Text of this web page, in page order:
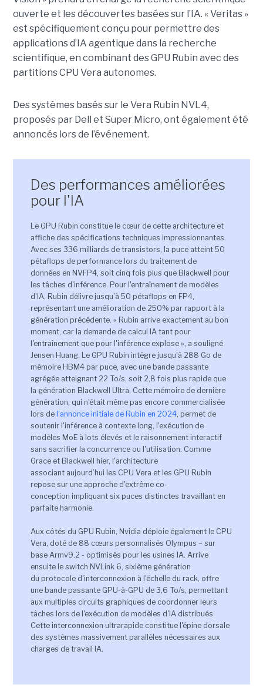
ouverte et les découvertes basées sur l’IA. « Veritas »
est spécifiquement conçu pour permettre des
applications d’IA agentique dans la recherche
scientifique, en combinant des GPU Rubin avec des
partitions CPU Vera autonomes.
Des systèmes basés sur le Vera Rubin NVL4,
proposés par Dell et Super Micro, ont également été
annoncés lors de l’événement.
Des performances améliorées
pour l'IA
Le GPU Rubin constitue le cœur de cette architecture et
affiche des spécifications techniques impressionnantes.
Avec ses 336 milliards de transistors, la puce atteint 50
pétaflops de performance lors du traitement de
données en NVFP4, soit cinq fois plus que Blackwell pour
les tâches d'inférence. Pour l'entraînement de modèles
d'IA, Rubin délivre jusqu’à 50 pétaflops en FP4,
représentant une amélioration de 250% par rapport à la
génération précédente. « Rubin arrive exactement au bon
moment, car la demande de calcul IA tant pour
l'entraînement que pour l'inférence explose », a souligné
Jensen Huang. Le GPU Rubin intègre jusqu'à 288 Go de
mémoire HBM4 par puce, avec une bande passante
agrégée atteignant 22 To/s, soit 2,8 fois plus rapide que
la génération Blackwell Ultra. Cette mémoire de dernière
génération, qui n'était même pas encore commercialisée
lors del'annonce initiale de Rubin en 2024, permet de
soutenir l'inférence à contexte long, l'exécution de
modèles MoE à lots élevés et le raisonnement interactif
sans sacrifier la concurrence ou l'utilisation. Comme
Grace et Blackwell hier, l'architecture
associant aujourd’hui les CPU Vera et les GPU Rubin
repose sur une approche d'extrême co-
conception impliquant six puces distinctes travaillant en
parfaite harmonie.
Aux côtés du GPU Rubin, Nvidia déploie également le CPU
Vera, doté de 88 cœurs personnalisés Olympus – sur
base Armv9.2 - optimisés pour les usines IA. Arrive
ensuite le switch NVLink 6, sixième génération
du protocole d'interconnexion à l'échelle du rack, offre
une bande passante GPU-à-GPU de 3,6 To/s, permettant
aux multiples circuits graphiques de coordonner leurs
tâches lors de l'exécution de modèles d'IA distribués.
Cette interconnexion ultrarapide constitue l'épine dorsale
des systèmes massivement parallèles nécessaires aux
charges de travail IA.